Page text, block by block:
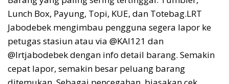
Lunch Box, Payung, Topi, KUE, dan Totebag.LRT
Jabodebek mengimbau pengguna segera lapor ke
petugas stasiun atau via @KAI121 dan
@lrtjabodebek dengan info detail barang. Semakin
cepat lapor, semakin besar peluang barang